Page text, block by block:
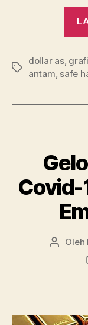
Tag
dollar as,
antam safe
Covid-
Penulis
Oleh